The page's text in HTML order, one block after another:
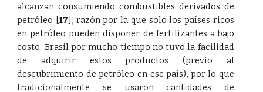
alcanzan consumiendo combustibles derivados de
petróleo [17] , razón por la que solo los países ricos
en petróleo pueden disponer de fertilizantes a bajo
costo. Brasil por mucho tiempo no tuvo la facilidad
de adquirir estos productos (previo al
descubrimiento de petróleo en ese país), por lo que
tradicionalmente se usaron cantidades de